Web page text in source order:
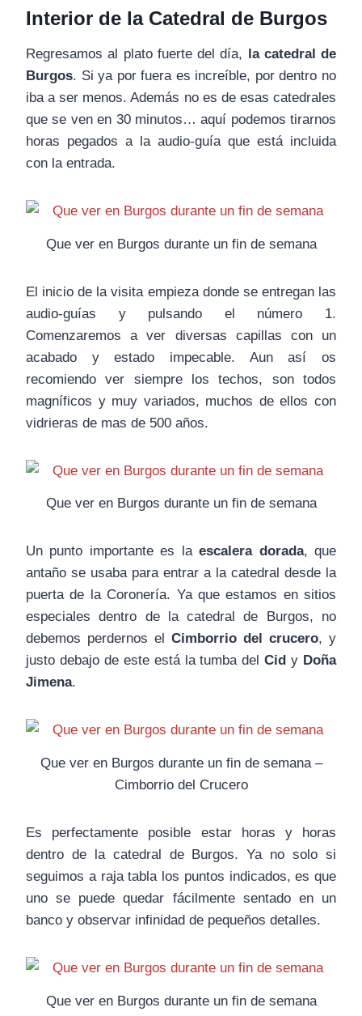
Interior de la Catedral de Burgos
Regresamos al plato fuerte del día, la catedral de
Burgos. Si ya por fuera es increíble, por dentro no
iba a ser menos. Además no es de esas catedrales
que se ven en 30 minutos… aquí podemos tirarnos
horas pegados a la audio-guía que está incluida
con la entrada.
Que ver en Burgos durante un fin de semana
El inicio de la visita empieza donde se entregan las
audio-guías y pulsando el número 1.
Comenzaremos a ver diversas capillas con un
acabado y estado impecable. Aun así os
recomiendo ver siempre los techos, son todos
magníficos y muy variados, muchos de ellos con
vidrieras de mas de 500 años.
Que ver en Burgos durante un fin de semana
Un punto importante es laescalera dorada, que
antaño se usaba para entrar a la catedral desde la
puerta de la Coronería. Ya que estamos en sitios
especiales dentro de la catedral de Burgos, no
debemos perdernos el Cimborrio del crucero, y
justo debajo de este está la tumba delCid y Doña
Jimena.
Que ver en Burgos durante un fin de semana –
Cimborrio del Crucero
Es perfectamente posible estar horas y horas
dentro de la catedral de Burgos. Ya no solo si
seguimos a raja tabla los puntos indicados, es que
uno se puede quedar fácilmente sentado en un
banco y observar infinidad de pequeños detalles.
Que ver en Burgos durante un fin de semana